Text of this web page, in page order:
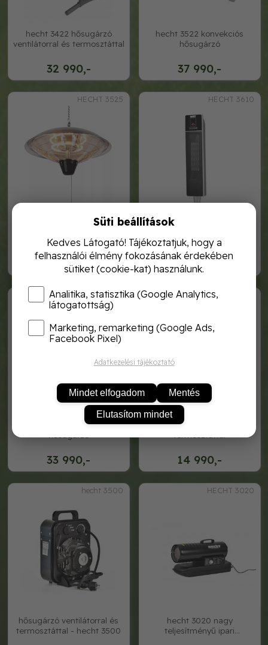
32 990,-
hecht 3422 hősugárzó
ventilátorral és termosztáttal
37 990,-
hecht 3522 konvekciós
hősugárzó
HECHT 3525
44 990,-
hecht 3525 elektromos
mennyezeti hősugárzó
HECHT 3610
31 990,-
hecht 3610 kerámia
hősugárzó
HECHT 3611
33 990,-
hecht 3611 kerámia
hecht 3545
14 990,-
hősugárzó ventilátorral és
hecht 3500
hősugárzó ventilátorral és
termosztáttal - hecht 3500
HECHT 3020
hecht 3020 nagy
teljesítményű ipari
Süti beállítások
Kedves Látogató! Tájékoztatjuk, hogy a
felhasználói élmény fokozásának érdekében
sütiket (cookie-kat) használunk.
Analitika, statisztika (Google Analytics,
látogatottság)
Marketing, remarketing (Google Ads,
Facebook Pixel)
Adatkezelési tájékoztató
Mindet elfogadom Mentés
Elutasítom mindet